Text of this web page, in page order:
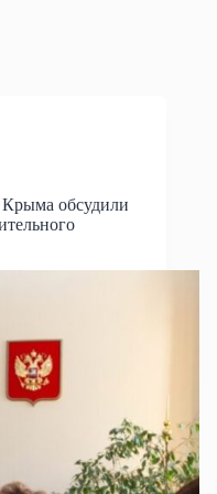
Крыма обсудили